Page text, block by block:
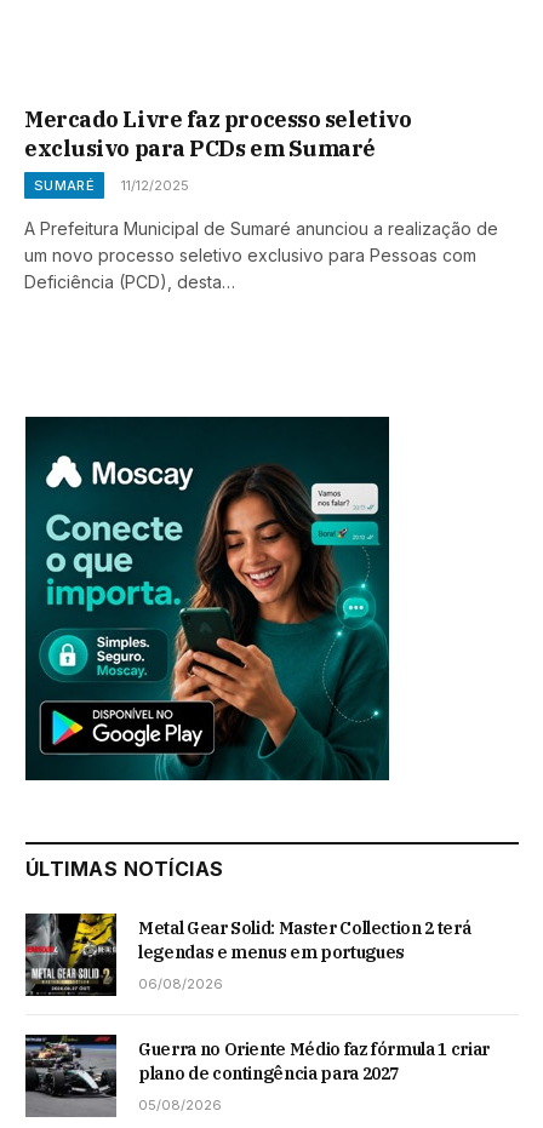
Mercado Livre faz processo seletivo
exclusivo para PCDs em Sumaré
SUMARÉ 11/12/2025
A Prefeitura Municipal de Sumaré anunciou a realização de
um novo processo seletivo exclusivo para Pessoas com
Deficiência (PCD), desta…
ÚLTIMAS NOTÍCIAS
Metal Gear Solid: Master Collection 2 terá
legendas e menus em portugues
06/08/2026
Guerra no Oriente Médio faz fórmula 1 criar
plano de contingência para 2027
05/08/2026